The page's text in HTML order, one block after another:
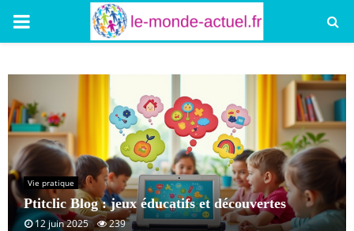
PRIMARY
Vie pratique
Ptitclic Blog : jeux éducatifs et découvertes
12 juin 2025 239